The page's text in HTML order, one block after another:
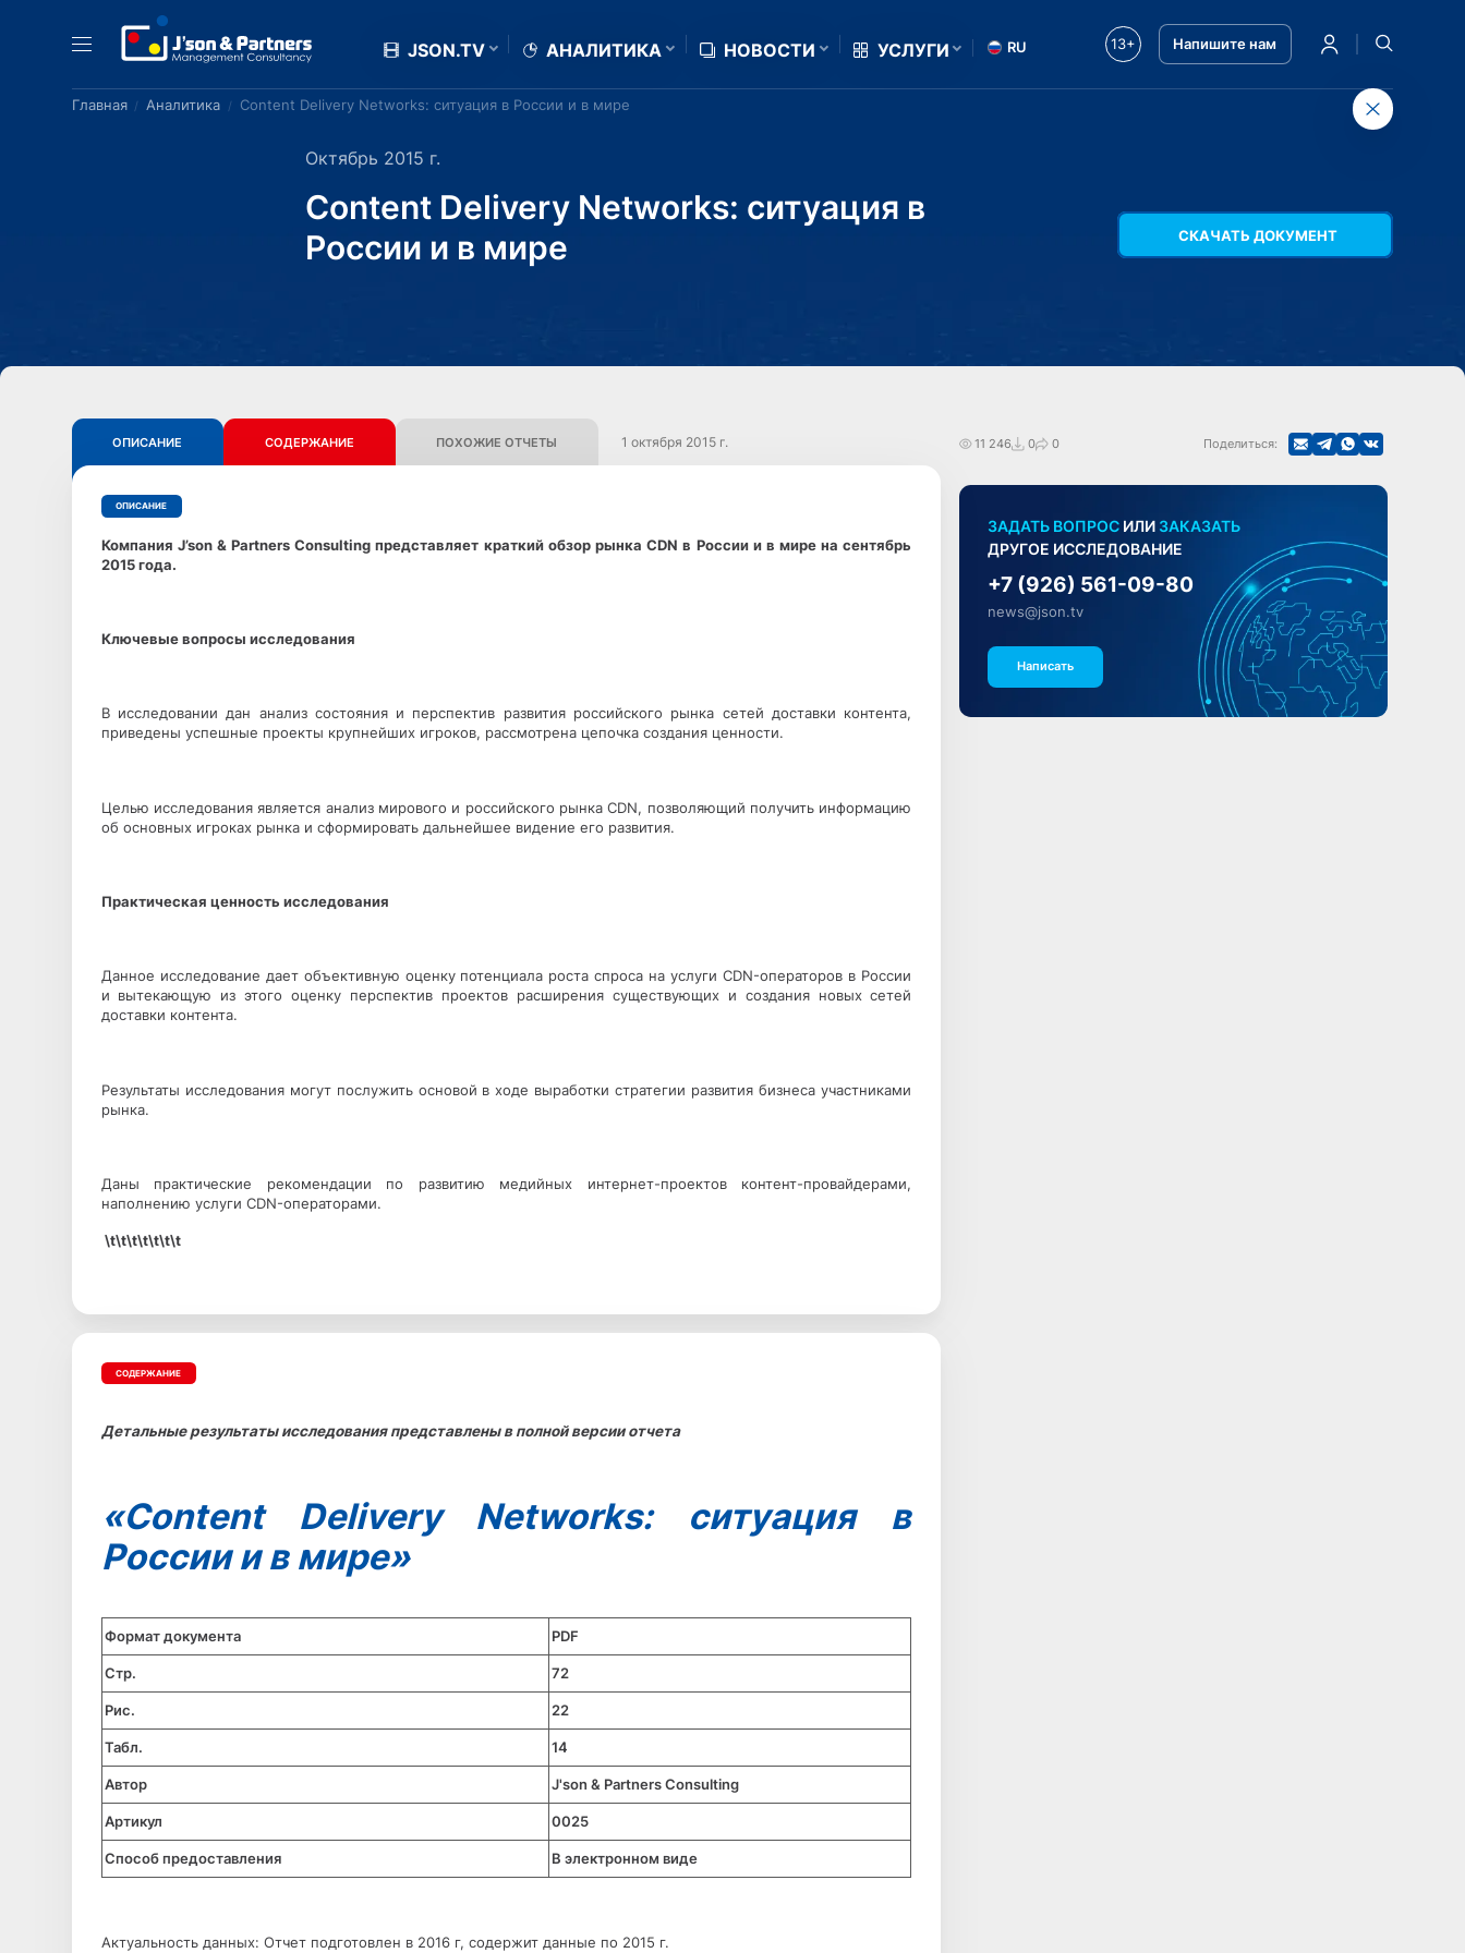
JSON.TV АНАЛИТИКА НОВОСТИ УСЛУГИ RU 13+ Напишите нам
Главная Аналитика Content Delivery Networks: ситуация в России и в мире
Октябрь 2015 г.
Content Delivery Networks: ситуация в
России и в мире
СКАЧАТЬ ДОКУМЕНТ
ОПИСАНИЕ СОДЕРЖАНИЕ ПОХОЖИЕ ОТЧЕТЫ 1 октября 2015 г.
ОПИСАНИЕ
Компания J’son & Partners Consulting представляет краткий обзор рынкаCDNв России и в мире на сентябрь
2015 года.
Ключевые вопросы исследования
В исследовании дан анализ состояния и перспектив развития российского рынка сетей доставки контента,
приведены успешные проекты крупнейших игроков, рассмотрена цепочка создания ценности.
Целью исследования является анализ мирового и российского рынка CDN, позволяющий получить информацию
об основных игроках рынка и сформировать дальнейшее видение его развития.
Практическая ценность исследования
Данное исследование дает объективную оценку потенциала роста спроса на услуги CDN-операторов в России
и вытекающую из этого оценку перспектив проектов расширения существующих и создания новых сетей
доставки контента.
Результаты исследования могут послужить основой в ходе выработки стратегии развития бизнеса участниками
рынка.
Даны практические рекомендации по развитию медийных интернет-проектов контент-провайдерами,
наполнению услуги CDN-операторами.
\t\t\t\t\t\t\t
СОДЕРЖАНИЕ
Детальные результаты исследования представлены в полной версии отчета
«Content Delivery Networks: ситуация в
России и в мире»
Формат документа PDF
Стр. 72
Рис. 22
Табл. 14
Автор J'son & Partners Consulting
Артикул 0025
Способ предоставления В электронном виде
Актуальность данных: Отчет подготовлен в 2016 г, содержит данные по 2015 г.
11 246 0 0 Поделиться:
ЗАДАТЬ ВОПРОС ИЛИ ЗАКАЗАТЬ
ДРУГОЕ ИССЛЕДОВАНИЕ
+7 (926) 561-09-80
news@json.tv
Написать